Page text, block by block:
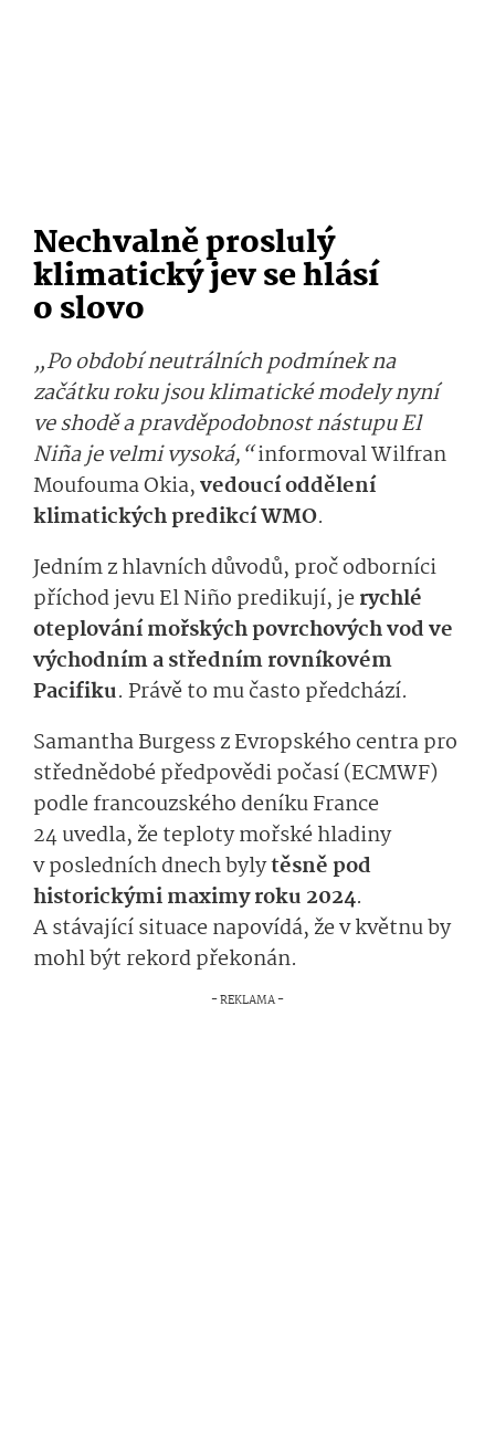
Nechvalně proslulý
klimatický jev se hlásí
o slovo
„Po období neutrálních podmínek na
začátku roku jsou klimatické modely nyní
ve shodě a pravděpodobnost nástupu El
Niña je velmi vysoká,“informoval Wilfran
Moufouma Okia,vedoucí oddělení
klimatických predikcí WMO.
Jedním z hlavních důvodů, proč odborníci
příchod jevu El Niño predikují, jerychlé
oteplování mořských povrchových vod ve
východním a středním rovníkovém
Pacifiku. Právě to mu často předchází.
Samantha Burgess z Evropského centra pro
střednědobé předpovědi počasí (ECMWF)
podle francouzského deníku France
24 uvedla, že teploty mořské hladiny
v posledních dnech bylytěsně pod
historickými maximy roku 2024.
A stávající situace napovídá, že v květnu by
mohl být rekord překonán.